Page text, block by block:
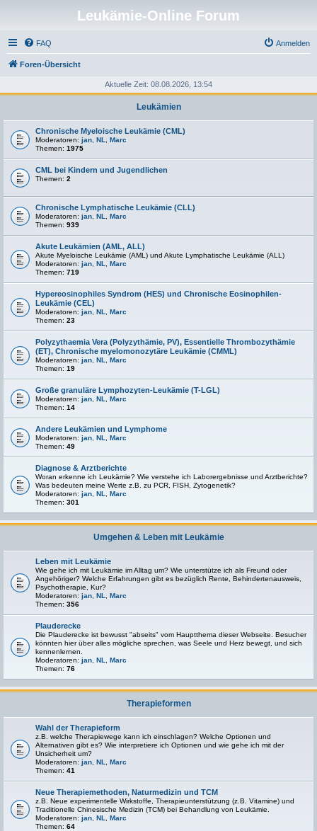
Leukämie-Online Forum
FAQ Anmelden
Foren-Übersicht
Aktuelle Zeit: 08.08.2026, 13:54
Leukämien
Chronische Myeloische Leukämie (CML)
Moderatoren: jan NL
Marc
Themen: 1975
CML bei Kindern und Jugendlichen
Themen: 2
Chronische Lymphatische Leukämie (CLL)
Moderatoren: jan NL
Marc
Themen: 939
Akute Leukämien (AML, ALL)
Akute Myeloische Leukämie (AML) und Akute Lymphatische Leukämie (ALL)
Moderatoren: jan NL
Marc
Themen: 719
Hypereosinophiles Syndrom (HES) und Chronische Eosinophilen-
Leukämie (CEL)
Moderatoren: jan NL
Marc
Themen: 23
Polyzythaemia Vera (Polyzythämie, PV), Essentielle Thrombozythämie
(ET), Chronische myelomonozytäre Leukämie (CMML)
Moderatoren: jan NL
Marc
Themen: 19
Große granuläre Lymphozyten-Leukämie (T-LGL)
Moderatoren: jan NL
Marc
Themen: 14
Andere Leukämien und Lymphome
Moderatoren: jan NL
Marc
Themen: 49
Diagnose & Arztberichte
Woran erkenne ich Leukämie? Wie verstehe ich Laborergebnisse und Arztberichte?
Was bedeuten meine Werte z.B. zu PCR, FISH, Zytogenetik?
Moderatoren: jan NL
Marc
Themen: 301
Umgehen & Leben mit Leukämie
Leben mit Leukämie
Wie gehe ich mit Leukämie im Alltag um? Wie unterstütze ich als Freund oder
Angehöriger? Welche Erfahrungen gibt es bezüglich Rente, Behindertenausweis,
Psychotherapie, Kur?
Moderatoren: jan NL
Marc
Themen: 356
Plauderecke
Die Plauderecke ist bewusst "abseits" vom Hauptthema dieser Webseite. Besucher
könnten hier über alles mögliche sprechen, was Seele und Herz bewegt, und sich
kennenlernen.
Moderatoren: jan NL
Marc
Themen: 76
Therapieformen
Wahl der Therapieform
z.B. welche Therapiewege kann ich einschlagen? Welche Optionen und
Alternativen gibt es? Wie interpretiere ich Optionen und wie gehe ich mit der
Unsicherheit um?
Moderatoren: jan NL
Marc
Themen: 41
Neue Therapiemethoden, Naturmedizin und TCM
z.B. Neue experimentelle Wirkstoffe, Therapieunterstützung (z.B. Vitamine) und
Traditionelle Chinesische Medizin (TCM) bei Behandlung von Leukämie.
Moderatoren: jan NL
Marc
Themen: 64